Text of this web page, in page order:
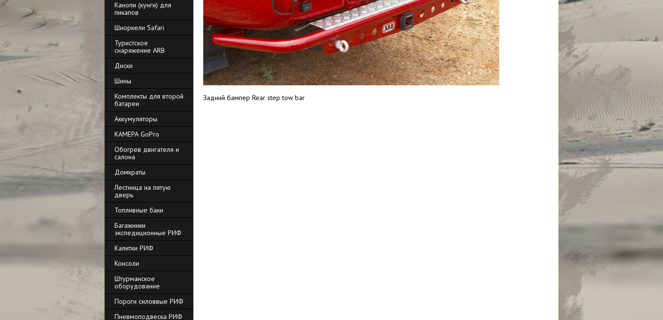
Канопи (кунги) для
пикапов
Шноркели Safari
Туристское
снаряжение ARB
Диски
Шины
Комплекты для второй
батареи
Аккумуляторы
КАМЕРА GoPro
Обогрев двигателя и
салона
Домкраты
Лестница на пятую
дверь
Топливные баки
Багажники
экспедиционные РИФ
Калитки РИФ
Консоли
Штурманское
оборудование
Пороги силоввые РИФ
Пневмоподвеска РИФ
Задний бампер Rear step tow bar